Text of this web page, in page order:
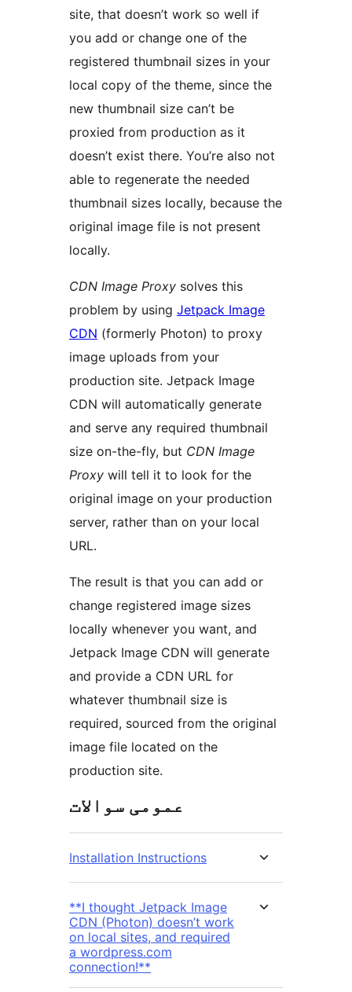
site, that doesn’t work so well if
you add or change one of the
registered thumbnail sizes in your
local copy of the theme, since the
new thumbnail size can’t be
proxied from production as it
doesn’t exist there. You’re also not
able to regenerate the needed
thumbnail sizes locally, because the
original image file is not present
locally.
CDN Image Proxy solves this
problem by using Jetpack Image
CDN (formerly Photon) to proxy
image uploads from your
production site. Jetpack Image
CDN will automatically generate
and serve any required thumbnail
size on-the-fly, but CDN Image
Proxy will tell it to look for the
original image on your production
server, rather than on your local
URL.
The result is that you can add or
change registered image sizes
locally whenever you want, and
Jetpack Image CDN will generate
and provide a CDN URL for
whatever thumbnail size is
required, sourced from the original
image file located on the
production site.
عمومی سوالات
Installation Instructions
**I thought Jetpack Image
CDN (Photon) doesn’t work
on local sites, and required
a wordpress.com
connection!**